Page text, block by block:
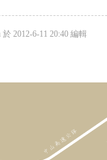
2012-6-11 20:40 編輯